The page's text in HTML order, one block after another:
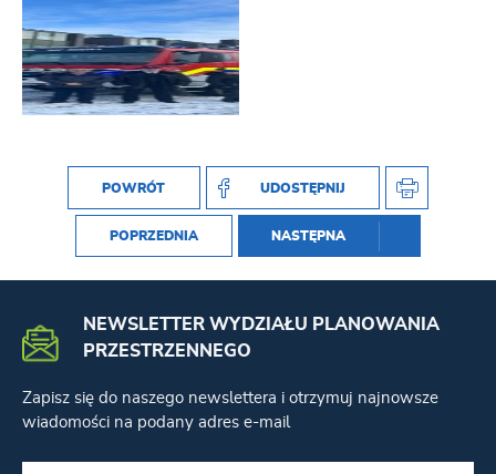
POWRÓT UDOSTĘPNIJ
POPRZEDNIA NASTĘPNA
NEWSLETTER WYDZIAŁU PLANOWANIA
PRZESTRZENNEGO
Zapisz się do naszego newslettera i otrzymuj najnowsze
wiadomości na podany adres e-mail